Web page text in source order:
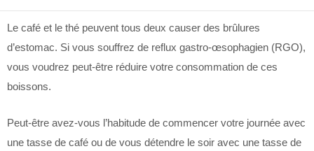
Le café et le thé peuvent tous deux causer des brûlures
d’estomac. Si vous souffrez de reflux gastro-œsophagien (RGO),
vous voudrez peut-être réduire votre consommation de ces
boissons.
Peut-être avez-vous l’habitude de commencer votre journée avec
une tasse de café ou de vous détendre le soir avec une tasse de